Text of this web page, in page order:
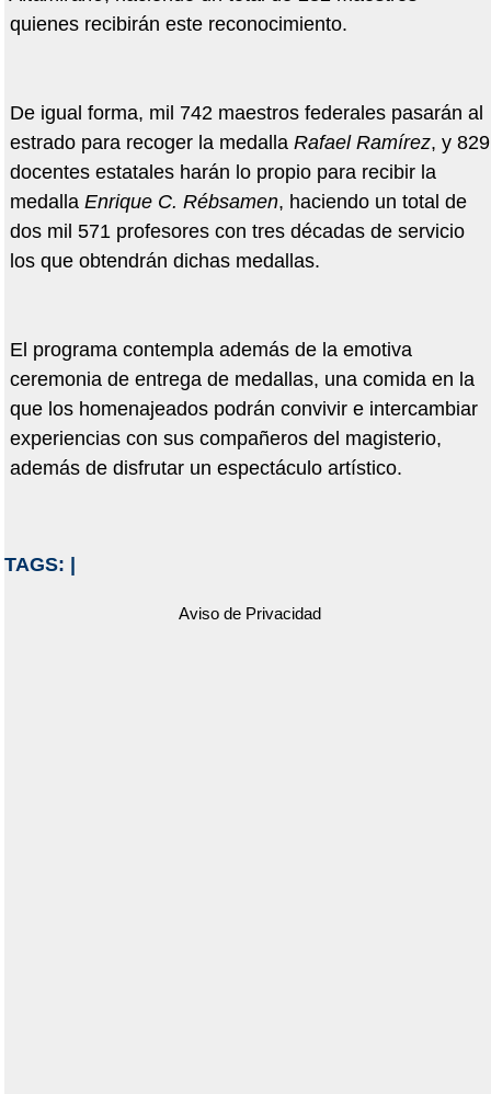
quienes recibirán este reconocimiento.
De igual forma, mil 742 maestros federales pasarán al
estrado para recoger la medalla Rafael Ramírez, y 829
docentes estatales harán lo propio para recibir la
medalla Enrique C. Rébsamen, haciendo un total de
dos mil 571 profesores con tres décadas de servicio
los que obtendrán dichas medallas.
El programa contempla además de la emotiva
ceremonia de entrega de medallas, una comida en la
que los homenajeados podrán convivir e intercambiar
experiencias con sus compañeros del magisterio,
además de disfrutar un espectáculo artístico.
TAGS:
Aviso de Privacidad